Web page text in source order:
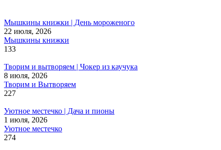
Мышкины книжки | День мороженого
22 июля, 2026
Мышкины книжки
133
Творим и вытворяем | Чокер из каучука
8 июля, 2026
Творим и Вытворяем
227
Уютное местечко | Дача и пионы
1 июля, 2026
Уютное местечко
274